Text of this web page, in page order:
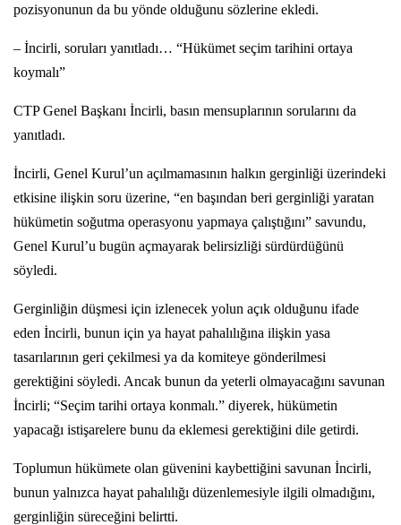
pozisyonunun da bu yönde olduğunu sözlerine ekledi.
– İncirli, soruları yanıtladı… “Hükümet seçim tarihini ortaya
koymalı”
CTP Genel Başkanı İncirli, basın mensuplarının sorularını da
yanıtladı.
İncirli, Genel Kurul’un açılmamasının halkın gerginliği üzerindeki
etkisine ilişkin soru üzerine, “en başından beri gerginliği yaratan
hükümetin soğutma operasyonu yapmaya çalıştığını” savundu,
Genel Kurul’u bugün açmayarak belirsizliği sürdürdüğünü
söyledi.
Gerginliğin düşmesi için izlenecek yolun açık olduğunu ifade
eden İncirli, bunun için ya hayat pahalılığına ilişkin yasa
tasarılarının geri çekilmesi ya da komiteye gönderilmesi
gerektiğini söyledi. Ancak bunun da yeterli olmayacağını savunan
İncirli; “Seçim tarihi ortaya konmalı.” diyerek, hükümetin
yapacağı istişarelere bunu da eklemesi gerektiğini dile getirdi.
Toplumun hükümete olan güvenini kaybettiğini savunan İncirli,
bunun yalnızca hayat pahalılığı düzenlemesiyle ilgili olmadığını,
gerginliğin süreceğini belirtti.